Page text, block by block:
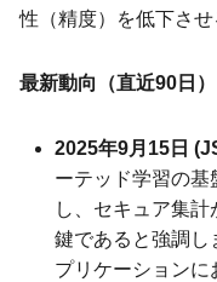
性（精度）を低下させ
最新動向（直近90日）
2025年9月15日
ーテッド学習の
し、セキュア集
鍵であると強調し
プリケーション